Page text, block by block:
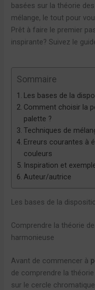
basées sur la théorie
mélange, le tout pour
Prêt à faire le premier
inspirante? Suivez le
Sommaire
Les bases de la
Comment choisir la
palette ?
Techniques de
Erreurs courantes à
couleurs
Inspiration et
Auteur/autrice
Les bases de la
Comprendre la théorie
harmonieuse
Avant de commencer à
de comprendre la
sur le cercle